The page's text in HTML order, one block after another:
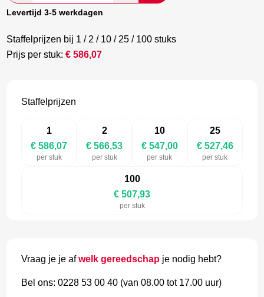
€ 976,78.
€ 566,53.
Levertijd 3-5 werkdagen
Staffelprijzen bij 1 / 2 / 10 / 25 / 100 stuks
Prijs per stuk:€586,07
Staffelprijzen
1
€ 586,07
per stuk
2
€ 566,53
per stuk
10
€ 547,00
per stuk
25
€ 527,46
per stuk
100
€ 507,93
per stuk
Vraag je je afwelk gereedschap je nodig hebt?
Bel ons: 0228 53 00 40 (van 08.00 tot 17.00 uur)